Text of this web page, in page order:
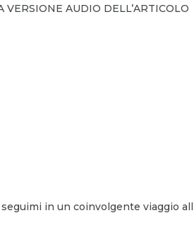
VERSIONE AUDIO DELL’ARTICOLO
in un coinvolgente viaggio